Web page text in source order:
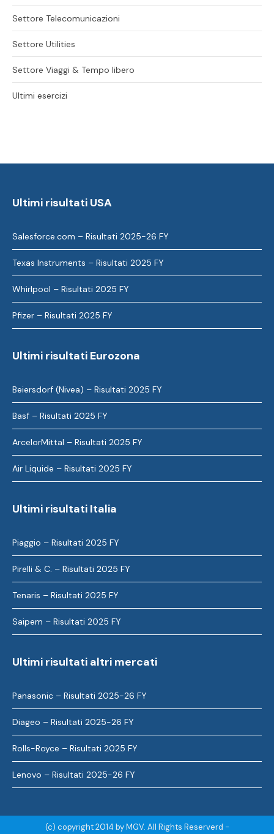
Settore Telecomunicazioni
Settore Utilities
Settore Viaggi & Tempo libero
Ultimi esercizi
Ultimi risultati USA
Salesforce.com – Risultati 2025-26 FY
Texas Instruments – Risultati 2025 FY
Whirlpool – Risultati 2025 FY
Pfizer – Risultati 2025 FY
Ultimi risultati Eurozona
Beiersdorf (Nivea) – Risultati 2025 FY
Basf – Risultati 2025 FY
ArcelorMittal – Risultati 2025 FY
Air Liquide – Risultati 2025 FY
Ultimi risultati Italia
Piaggio – Risultati 2025 FY
Pirelli & C. – Risultati 2025 FY
Tenaris – Risultati 2025 FY
Saipem – Risultati 2025 FY
Ultimi risultati altri mercati
Panasonic – Risultati 2025-26 FY
Diageo – Risultati 2025-26 FY
Rolls-Royce – Risultati 2025 FY
Lenovo – Risultati 2025-26 FY
(c) copyright 2014 by MGV. All Rights Reserverd -